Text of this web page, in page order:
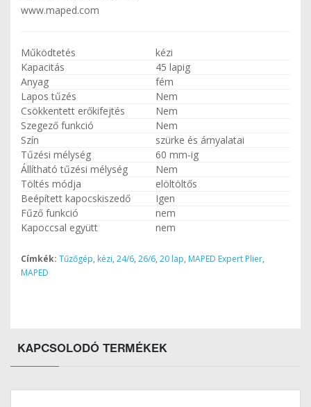
www.maped.com
Működtetés
kézi
Kapacitás
45 lapig
Anyag
fém
Lapos tűzés
Nem
Csökkentett erőkifejtés
Nem
Szegező funkció
Nem
Szín
szürke és árnyalatai
Tűzési mélység
60 mm-ig
Állítható tűzési mélység
Nem
Töltés módja
elöltöltős
Beépített kapocskiszedő
Igen
Fűző funkció
nem
Kapoccsal együtt
nem
Címkék: Tűzőgép, kézi, 24/6, 26/6, 20 lap, MAPED Expert Plier,
MAPED
KAPCSOLODÓ TERMÉKEK